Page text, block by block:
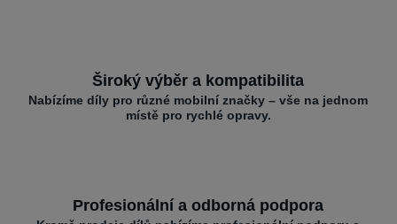
Široký výběr a kompatibilita
Nabízíme díly pro různé mobilní značky – vše na jednom
místě pro rychlé opravy.
Profesionální a odborná podpora